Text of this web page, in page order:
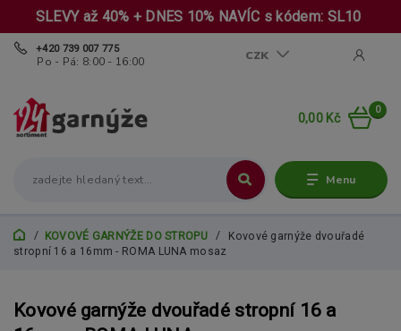
SLEVY až 40% + DNES 10% NAVÍC s kódem: SL10
Menu
CZK
+420 739 007 775
Po - Pá: 8:00 - 16:00
0
0,00 Kč
KOVOVÉ GARNÝŽE DO STROPU
Kovové garnýže dvouřadé
stropní 16 a 16mm - ROMA LUNA mosaz
Kovové garnýže dvouřadé stropní 16 a